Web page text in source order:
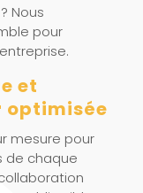
Nous
pour
et
optimisée
mesure pour
de chaque